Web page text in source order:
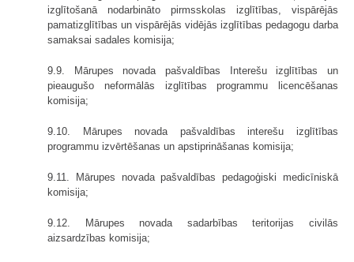
izglītošanā nodarbināto pirmsskolas izglītības, vispārējās
pamatizglītības un vispārējās vidējās izglītības pedagogu darba
samaksai sadales komisija;
9.9. Mārupes novada pašvaldības Interešu izglītības un
pieaugušo neformālās izglītības programmu licencēšanas
komisija;
9.10. Mārupes novada pašvaldības interešu izglītības
programmu izvērtēšanas un apstiprināšanas komisija;
9.11. Mārupes novada pašvaldības pedagoģiski medicīniskā
komisija;
9.12. Mārupes novada sadarbības teritorijas civilās
aizsardzības komisija;